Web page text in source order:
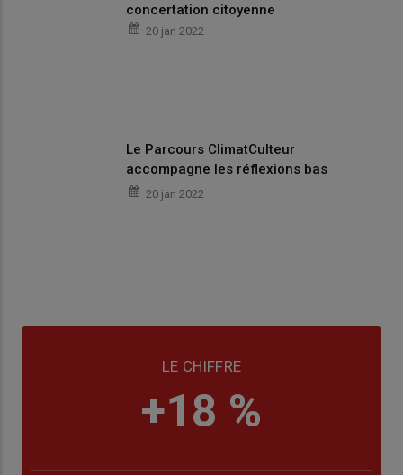
concertation citoyenne
20 jan 2022
Le Parcours ClimatCulteur
accompagne les réflexions bas
carbone des exploitations
20 jan 2022
LE CHIFFRE
+18 %